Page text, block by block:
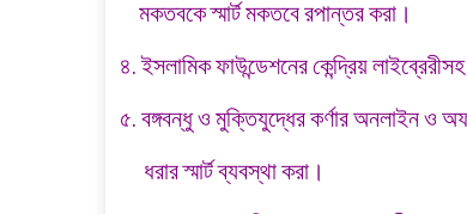
মকতবকে স্মার্ট মকতবে রপান্তর করা।
৪. ইসলামিক ফাউন্ডেশনের কেন্দ্রিয়
৫. বঙ্গবন্ধু ও মুক্তিযুদ্ধের কর্ণার অনলাইন ও
ধরার স্মার্ট ব্যবস্থা করা।